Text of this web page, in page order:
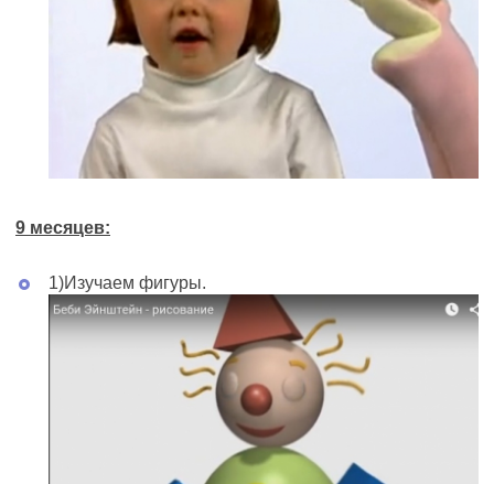
9 месяцев:
1)Изучаем фигуры.